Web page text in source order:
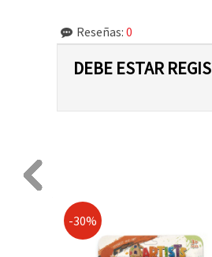
Reseñas: 0
DEBE ESTAR
-30%